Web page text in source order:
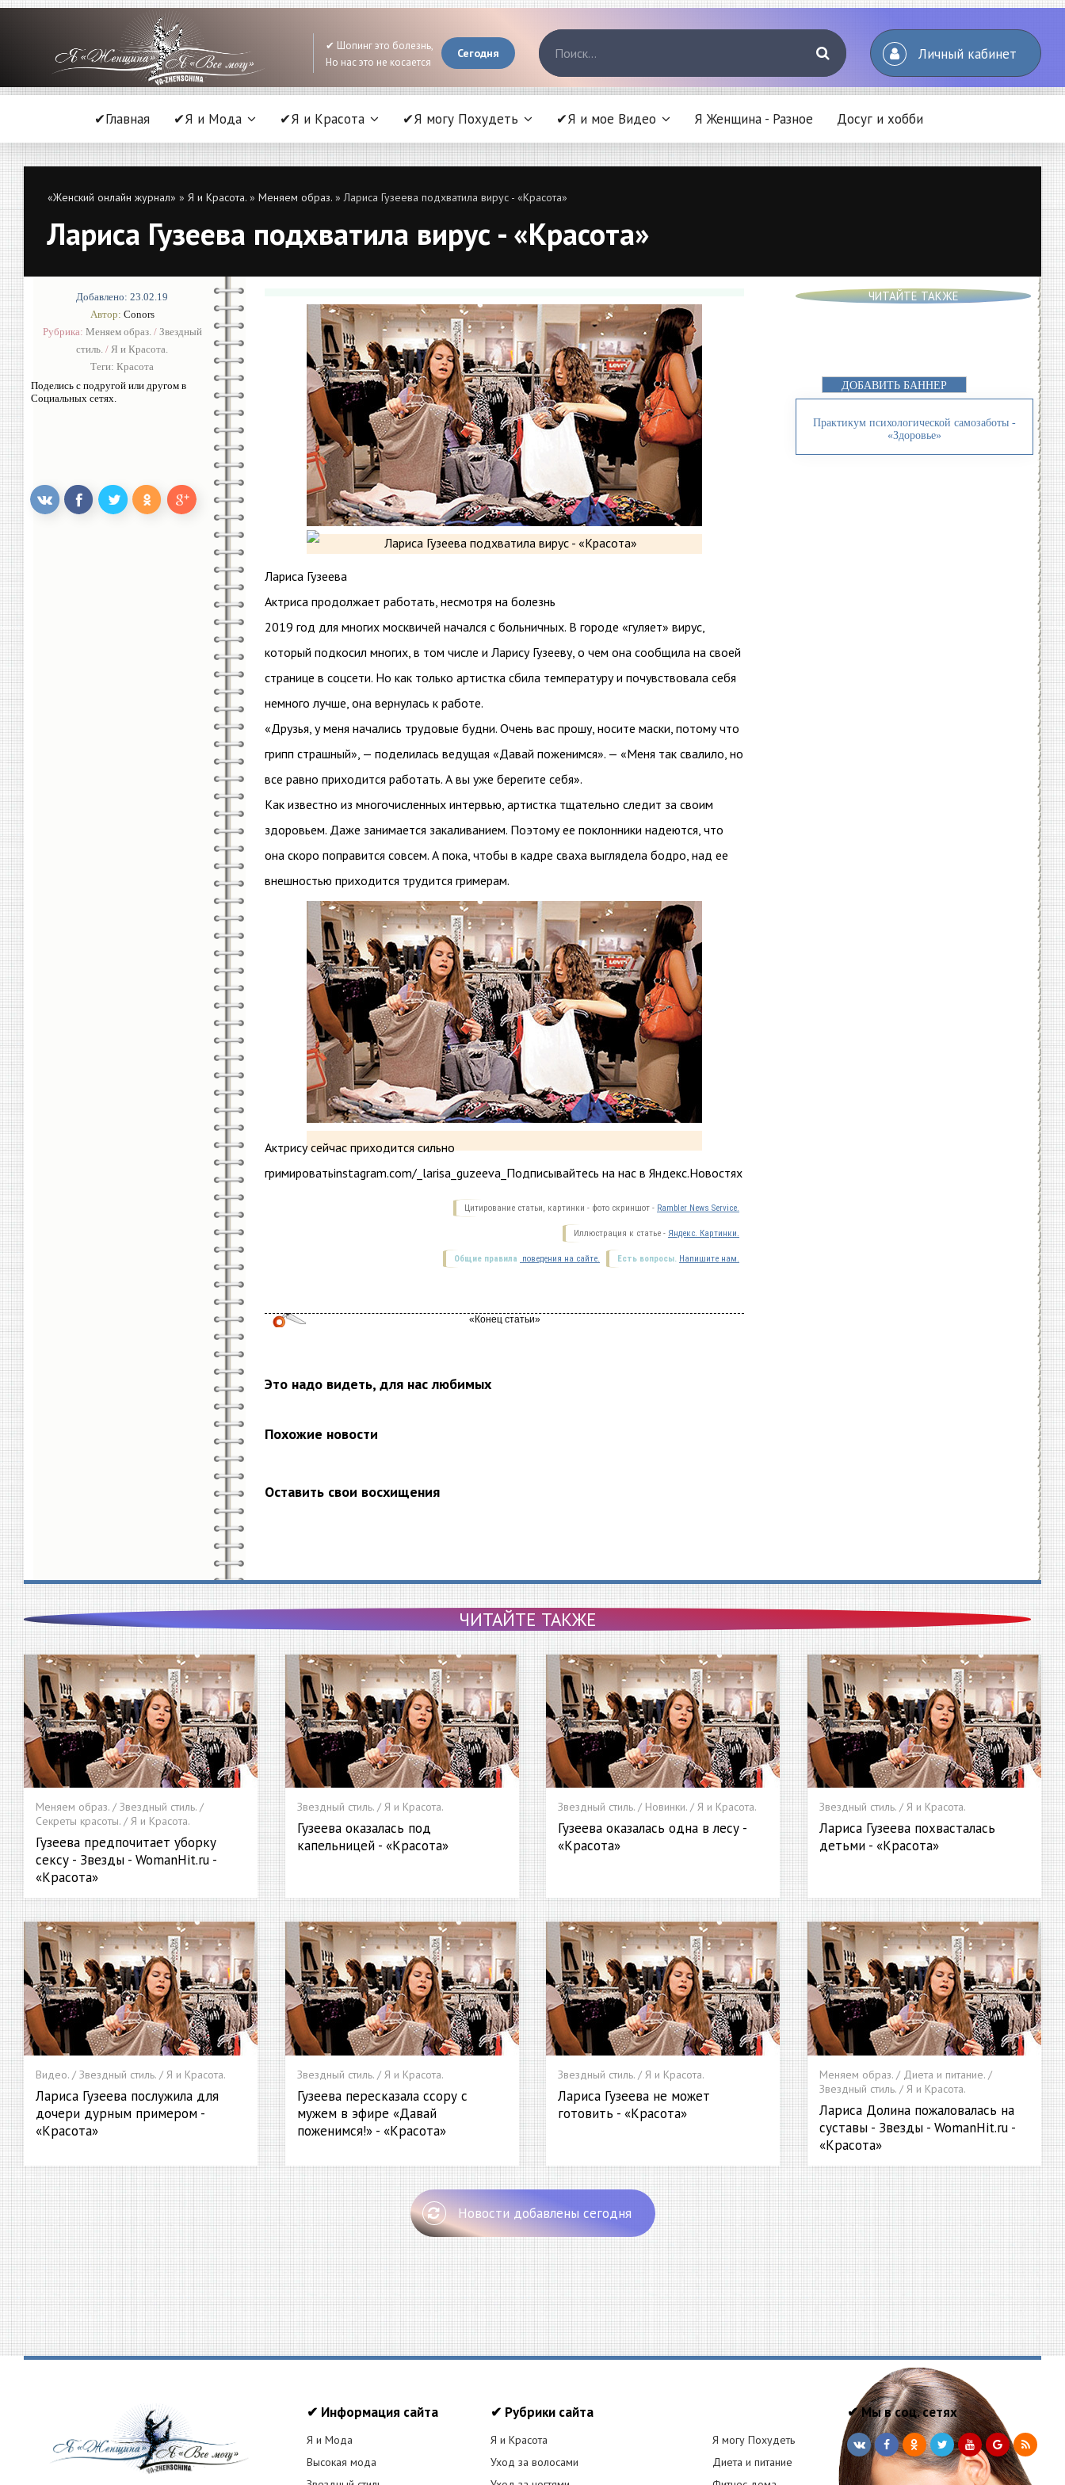
✔ Шопинг это болезнь,
Но нас это не косается
Сегодня Личный кабинет
✔Главная ✔Я и Мода ✔Я и Красота ✔Я могу Похудеть ✔Я и мое Видео Я Женщина - Разное Досуг и хобби
«Женский онлайн журнал» » Я и Красота. » Меняем образ. » Лариса Гузеева подхватила вирус - «Красота»
Лариса Гузеева подхватила вирус - «Красота»
Добавлено: 23.02.19
Автор: Conors
Рубрика: Меняем образ./ Звездный
стиль. / Я и Красота.
Теги: Красота
Поделись с подругой или другом в
Социальных сетях.
Лариса Гузеева
Актриса продолжает работать, несмотря на болезнь
2019 год для многих москвичей начался с больничных. В городе «гуляет» вирус,
который подкосил многих, в том числе и Ларису Гузееву, о чем она сообщила на своей
странице в соцсети. Но как только артистка сбила температуру и почувствовала себя
немного лучше, она вернулась к работе.
«Друзья, у меня начались трудовые будни. Очень вас прошу, носите маски, потому что
грипп страшный», — поделилась ведущая «Давай поженимся». — «Меня так свалило, но
все равно приходится работать. А вы уже берегите себя».
Как известно из многочисленных интервью, артистка тщательно следит за своим
здоровьем. Даже занимается закаливанием. Поэтому ее поклонники надеются, что
она скоро поправится совсем. А пока, чтобы в кадре сваха выглядела бодро, над ее
внешностью приходится трудится гримерам.
Актрису сейчас приходится сильно
гримироватьinstagram.com/_larisa_guzeeva_Подписывайтесь на нас в Яндекс.Новостях
Цитирование статьи, картинки - фото скриншот - Rambler News Service.
Иллюстрация к статье - Яндекс. Картинки.
Есть вопросы. Напишите нам.
Общие правила поведения на сайте.
Это надо видеть, для нас любимых
Похожие новости
Оставить свои восхищения
ЧИТАЙТЕ ТАКЖЕ
ДОБАВИТЬ БАННЕР
Практикум психологической самозаботы -
«Здоровье»
ЧИТАЙТЕ ТАКЖЕ
Меняем образ. / Звездный стиль. /
Секреты красоты. / Я и Красота.
Гузеева предпочитает уборку
сексу - Звезды - WomanHit.ru -
«Красота»
Звездный стиль. / Я и Красота.
Гузеева оказалась под
капельницей - «Красота»
Звездный стиль. / Новинки. / Я и Красота.
Гузеева оказалась одна в лесу -
«Красота»
Звездный стиль. / Я и Красота.
Лариса Гузеева похвасталась
детьми - «Красота»
Видео. / Звездный стиль. / Я и Красота.
Лариса Гузеева послужила для
дочери дурным примером -
«Красота»
Звездный стиль. / Я и Красота.
Гузеева пересказала ссору с
мужем в эфире «Давай
поженимся!» - «Красота»
Звездный стиль. / Я и Красота.
Лариса Гузеева не может
готовить - «Красота»
Меняем образ. / Диета и питание. /
Звездный стиль. / Я и Красота.
Лариса Долина пожаловалась на
суставы - Звезды - WomanHit.ru -
«Красота»
Новости добавлены сегодня
✔ Информация сайта
Я и Мода
Высокая мода
✔ Рубрики сайта
Я и Красота
Уход за волосами
Я могу Похудеть
Диета и питание
✔ Мы в соц. сетях